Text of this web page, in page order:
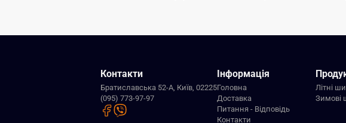
Контакти
Братиславська 52-А, Київ, 02225
(095) 773-97-97
Інформація
Головна
Доставка
Питання - Відповідь
Контакти
Літні
Зимові